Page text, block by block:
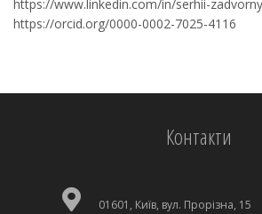
https://www.linkedin.com/in/serhii-
https://orcid.org/0000-0002-7025-4116
Контакти
01601, Київ, вул. Прорізна, 15